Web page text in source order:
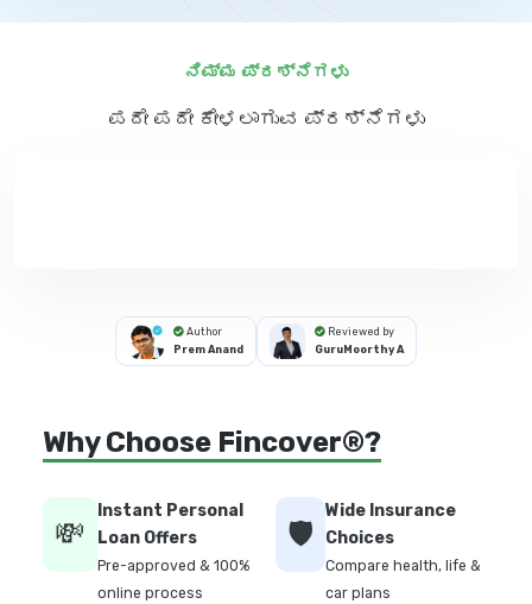
ನಿಮ್ಮ ಪ್ರಶ್ನೆಗಳು
ಪದೇ ಪದೇ ಕೇಳಲಾಗುವ ಪ್ರಶ್ನೆಗಳು
Author
Prem Anand
Reviewed by
GuruMoorthy A
Why Choose Fincover®?
💸
Instant Personal
Loan Offers
Pre-approved & 100%
online process
🛡️
Wide Insurance
Choices
Compare health, life &
car plans